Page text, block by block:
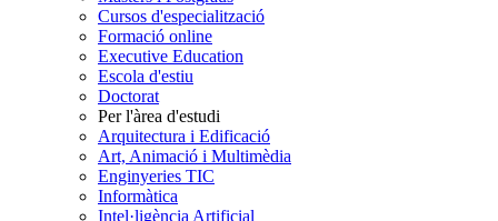
Cursos d'especialització
Formació online
Executive Education
Escola d'estiu
Doctorat
Per l'àrea d'estudi
Arquitectura i Edificació
Art, Animació i Multimèdia
Enginyeries TIC
Informàtica
Intel·ligència Artificial